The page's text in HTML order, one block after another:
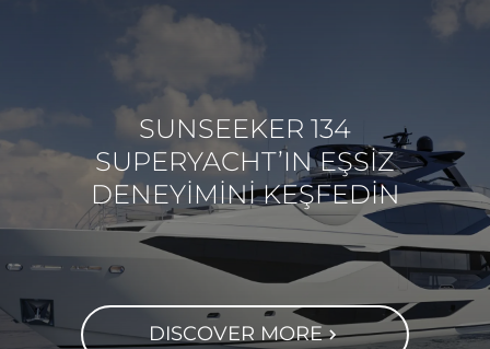
SUNSEEKER 134
SUPERYACHT’IN EŞSIZ
DENEYIMINI KEŞFEDIN
DISCOVER MORE